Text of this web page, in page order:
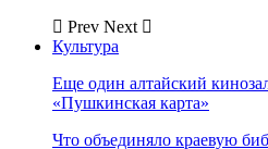
Prev Next
Культура
Еще один алтайский
«Пушкинская карта»
Что объединяло краевую